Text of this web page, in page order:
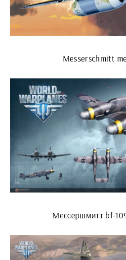
Messerschmitt
Мессершмитт bf-